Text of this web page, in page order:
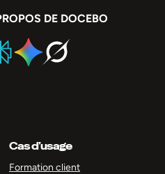
DE DOCEBO
Cas d’usage
Formation client